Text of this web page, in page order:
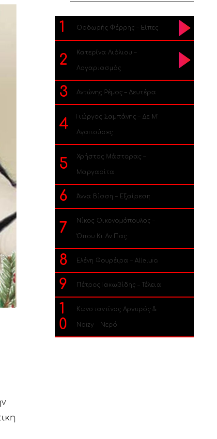
1 Θοδωρής Φέρρης – Είπες
2 Κατερίνα Λιόλιου –
Λογαριασμός
3 Αντώνης Ρέμος – Δευτέρα
4 Γιώργος Σαμπάνης – Δε Μ’
Αγαπούσες
5 Χρήστος Μάστορας –
Μαργαρίτα
6 Άννα Βίσση – Εξαίρεση
7 Νίκος Οικονομόπουλος –
Όπου Κι Αν Πας
8 Ελένη Φουρέιρα – Alleluia
9 Πέτρος Ιακωβίδης – Τέλεια
1
0
Κωνσταντίνος Αργυρός &
Noizy – Νερό